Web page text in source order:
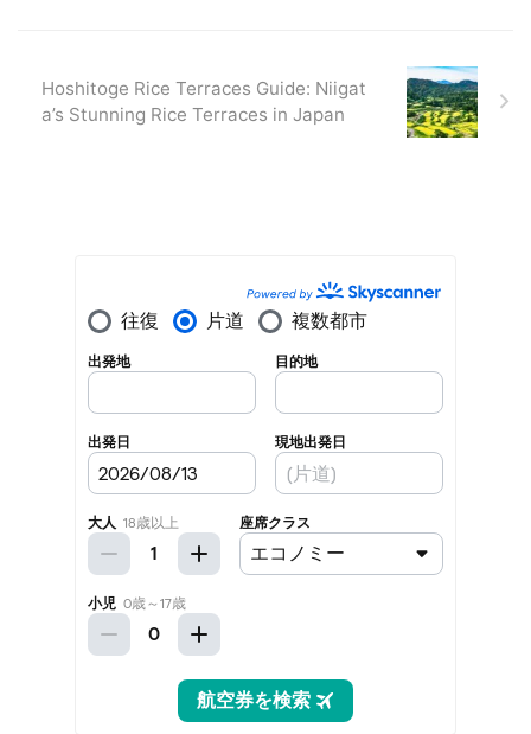
Hoshitoge Rice Terraces Guide: Niigat
a’s Stunning Rice Terraces in Japan